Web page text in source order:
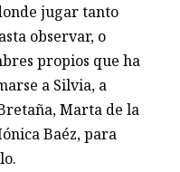
jugar tanto
observar, o
propios que ha
a Silvia, a
Marta de la
Baéz, para